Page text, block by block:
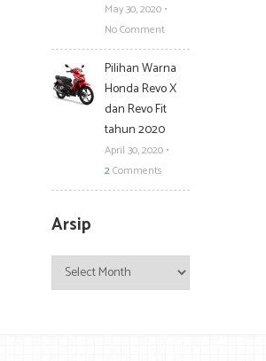
May 30, 2020 •
No Comment
Pilihan Warna
Honda Revo X
dan Revo Fit
tahun 2020
April 30, 2020 •
2Comments
Arsip
Arsip